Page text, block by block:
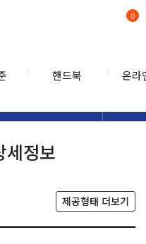
핸드북 온라
0
세정보
제공형태 더보기